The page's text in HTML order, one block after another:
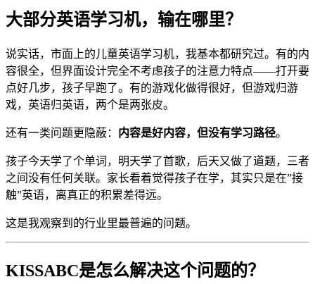
大部分英语学习机，输在哪里？
说实话，市面上的儿童英语学习机，我基本都研究过。有的内
容很全，但界面设计完全不考虑孩子的注意力特点——打开要
点好几步，孩子早跑了。有的游戏化做得很好，但游戏归游
戏，英语归英语，两个是两张皮。
还有一类问题更隐蔽： 内容是好内容，但没有学习路径。
孩子今天学了个单词，明天学了首歌，后天又做了道题，三者
之间没有任何关联。家长看着觉得孩子在学，其实只是在”接
触”英语，离真正的积累差得远。
这是我观察到的行业里最普遍的问题。
KISSABC是怎么解决这个问题的？